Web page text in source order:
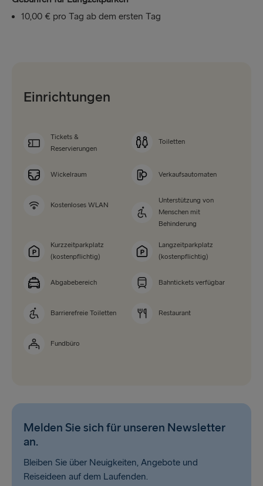
10,00 € pro Tag ab dem ersten Tag
Einrichtungen
Tickets &
Reservierungen
Toiletten
Wickelraum Verkaufsautomaten
Kostenloses WLAN
Unterstützung von
Menschen mit
Behinderung
Kurzzeitparkplatz
(kostenpflichtig)
Langzeitparkplatz
(kostenpflichtig)
Abgabebereich Bahntickets verfügbar
Barrierefreie Toiletten Restaurant
Fundbüro
Melden Sie sich für unseren Newsletter
an.
Bleiben Sie über Neuigkeiten, Angebote und
Reiseideen auf dem Laufenden.